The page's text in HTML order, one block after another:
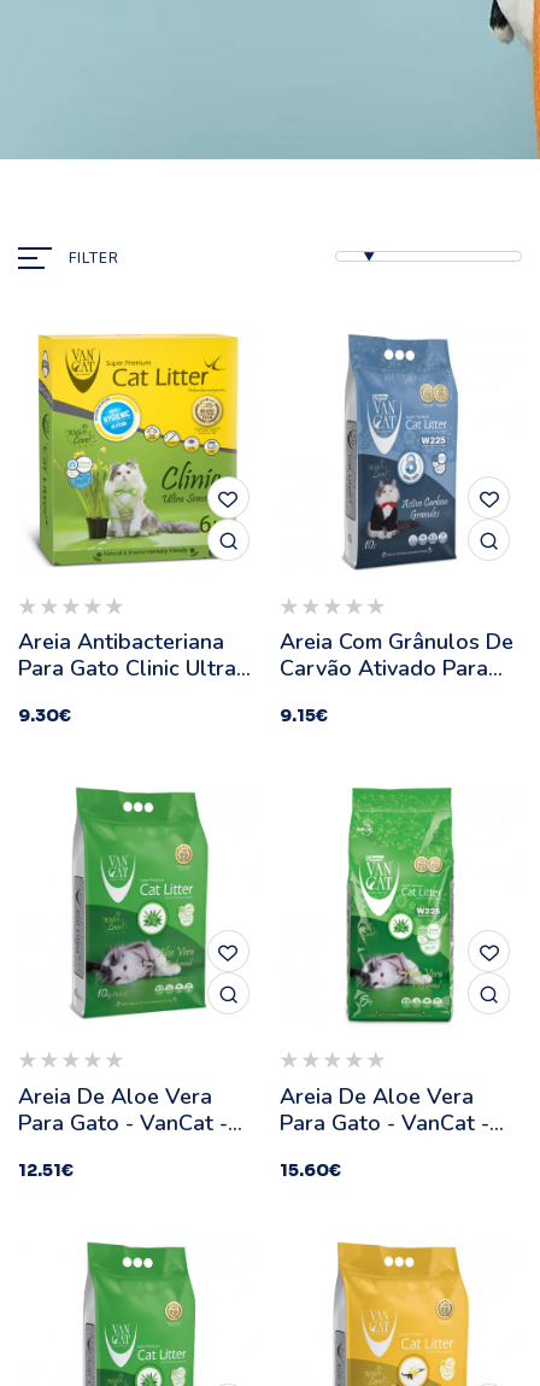
FILTER
Areia Antibacteriana
Para Gato Clinic Ultra
Quantidade: 6 L
9.30€
Areia Com Grânulos De
Carvão Ativado Para
Quantidade: 10 L
9.15€
Areia De Aloe Vera
Para Gato - VanCat -
12.51€
Areia De Aloe Vera
Para Gato - VanCat -
15.60€